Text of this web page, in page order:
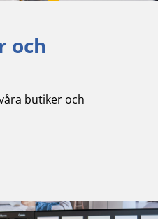
och
butiker och